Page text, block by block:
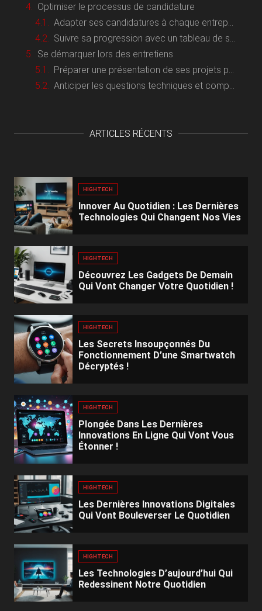
Optimiser le processus de candidature
Adapter ses candidatures à chaque entreprise
Suivre sa progression avec un tableau de suivi des candidatures
Se démarquer lors des entretiens
Préparer une présentation de ses projets passés
Anticiper les questions techniques et comportementales
ARTICLES RÉCENTS
HIGHTECH
Innover Au Quotidien : Les Dernières
Technologies Qui Changent Nos Vies
HIGHTECH
Découvrez Les Gadgets De Demain
Qui Vont Changer Votre Quotidien !
HIGHTECH
Les Secrets Insoupçonnés Du
Fonctionnement D’une Smartwatch
Décryptés !
HIGHTECH
Plongée Dans Les Dernières
Innovations En Ligne Qui Vont Vous
Étonner !
HIGHTECH
Les Dernières Innovations Digitales
Qui Vont Bouleverser Le Quotidien
HIGHTECH
Les Technologies D’aujourd’hui Qui
Redessinent Notre Quotidien